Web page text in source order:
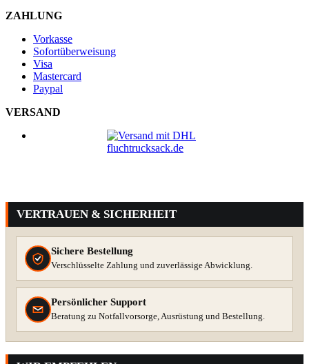
ZAHLUNG
Vorkasse
Sofortüberweisung
Visa
Mastercard
Paypal
VERSAND
VERTRAUEN & SICHERHEIT
Sichere Bestellung
Verschlüsselte Zahlung und zuverlässige Abwicklung.
Persönlicher Support
Beratung zu Notfallvorsorge, Ausrüstung und Bestellung.